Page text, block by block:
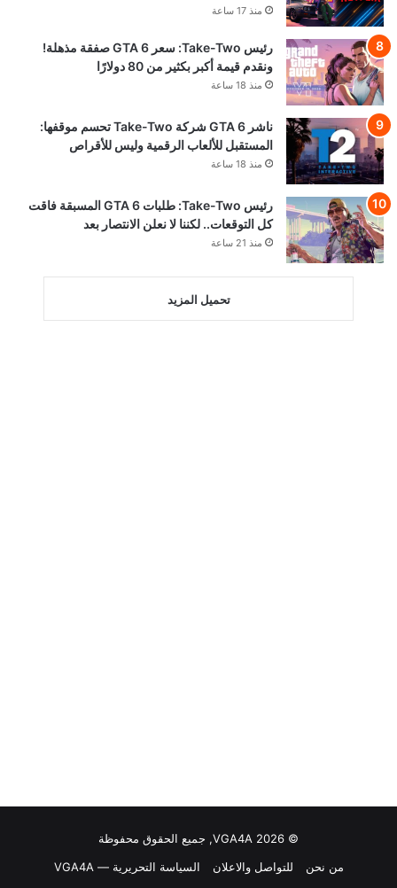
منذ 17 ساعة
رئيس Take-Two: سعر GTA 6 صفقة مذهلة!
ونقدم قيمة أكبر بكثير من 80 دولارًا
منذ 18 ساعة
ناشر GTA 6 شركة Take-Two تحسم موقفها:
المستقبل للألعاب الرقمية وليس للأقراص
منذ 18 ساعة
رئيس Take-Two: طلبات GTA 6 المسبقة فاقت
كل التوقعات.. لكننا لا نعلن الانتصار بعد
منذ 21 ساعة
تحميل المزيد
© VGA4A 2026, جميع الحقوق محفوظة
من نحن
للتواصل والاعلان السياسة التحريرية — VGA4A